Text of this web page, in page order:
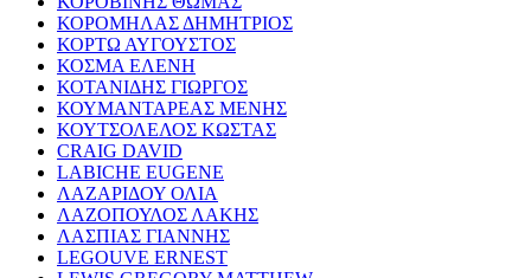
ΚΟΡΟΜΗΛΑΣ ΔΗΜΗΤΡΙΟΣ
ΚΟΡΤΩ ΑΥΓΟΥΣΤΟΣ
ΚΟΣΜΑ ΕΛΕΝΗ
ΚΟΤΑΝΙΔΗΣ ΓΙΩΡΓΟΣ
ΚΟΥΜΑΝΤΑΡΕΑΣ ΜΕΝΗΣ
ΚΟΥΤΣΟΛΕΛΟΣ ΚΩΣΤΑΣ
CRAIG DAVID
LABICHE EUGENE
ΛΑΖΑΡΙΔΟΥ ΟΛΙΑ
ΛΑΖΟΠΟΥΛΟΣ ΛΑΚΗΣ
ΛΑΣΠΙΑΣ ΓΙΑΝΝΗΣ
LEGOUVE ERNEST